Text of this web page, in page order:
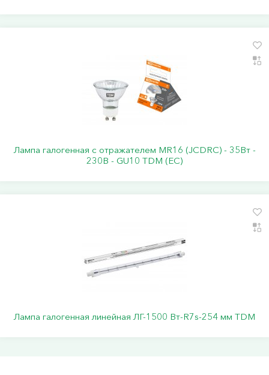
Лампа галогенная с отражателем MR16 (JCDRC) - 35Вт -
230В - GU10 TDM (ЕС)
Лампа галогенная линейная ЛГ-1500 Вт-R7s-254 мм TDM